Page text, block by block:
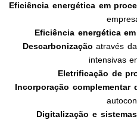
Eficiência energética em
Eficiência energética
Descarbonização através
intensivas
Eletrificação de
Incorporação complementar
Digitalização e